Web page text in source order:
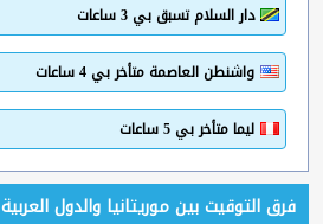
دار السلام تسبق بي 3 ساعات
واشنطن العاصمة متأخر بي 4 ساعات
ليما متأخر بي 5 ساعات
فرق التوقيت بين موريتانيا والدول العربية